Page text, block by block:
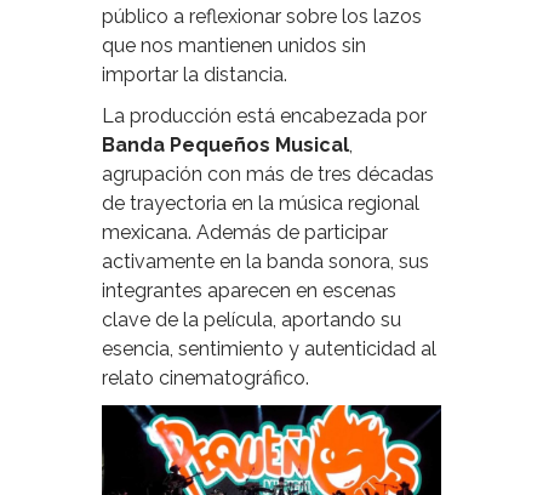
público a reflexionar sobre los lazos
que nos mantienen unidos sin
importar la distancia.
La producción está encabezada por
Banda Pequeños Musical
agrupación con más de tres décadas
de trayectoria en la música regional
mexicana. Además de participar
activamente en la banda sonora, sus
integrantes aparecen en escenas
clave de la película, aportando su
esencia, sentimiento y autenticidad al
relato cinematográfico.